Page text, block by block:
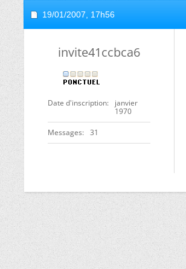
19/01/2007, 17h56
invite41ccbca6
Date d'inscription
janvier
1970
Messages 31